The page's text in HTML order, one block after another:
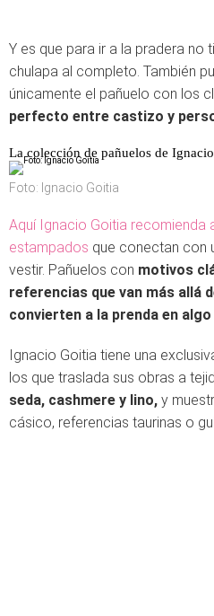
Y es que para ir a la pradera no
chulapa al completo. También
únicamente el pañuelo con los
perfecto entre castizo y
La colección de pañuelos de
Foto: Ignacio Goitia
Aquí Ignacio Goitia recomienda
estampados que conectan con
vestir. Pañuelos con motivos
referencias que van más allá
convierten a la prenda en
Ignacio Goitia tiene una
los que traslada sus obras a
seda, cashmere y lino, y
cásico, referencias taurinas o